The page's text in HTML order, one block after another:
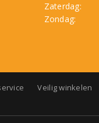
Zaterdag:
Zondag:
Veilig winkelen